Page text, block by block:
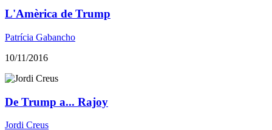
L'Amèrica de Trump
Patrícia Gabancho
10/11/2016
De Trump a... Rajoy
Jordi Creus